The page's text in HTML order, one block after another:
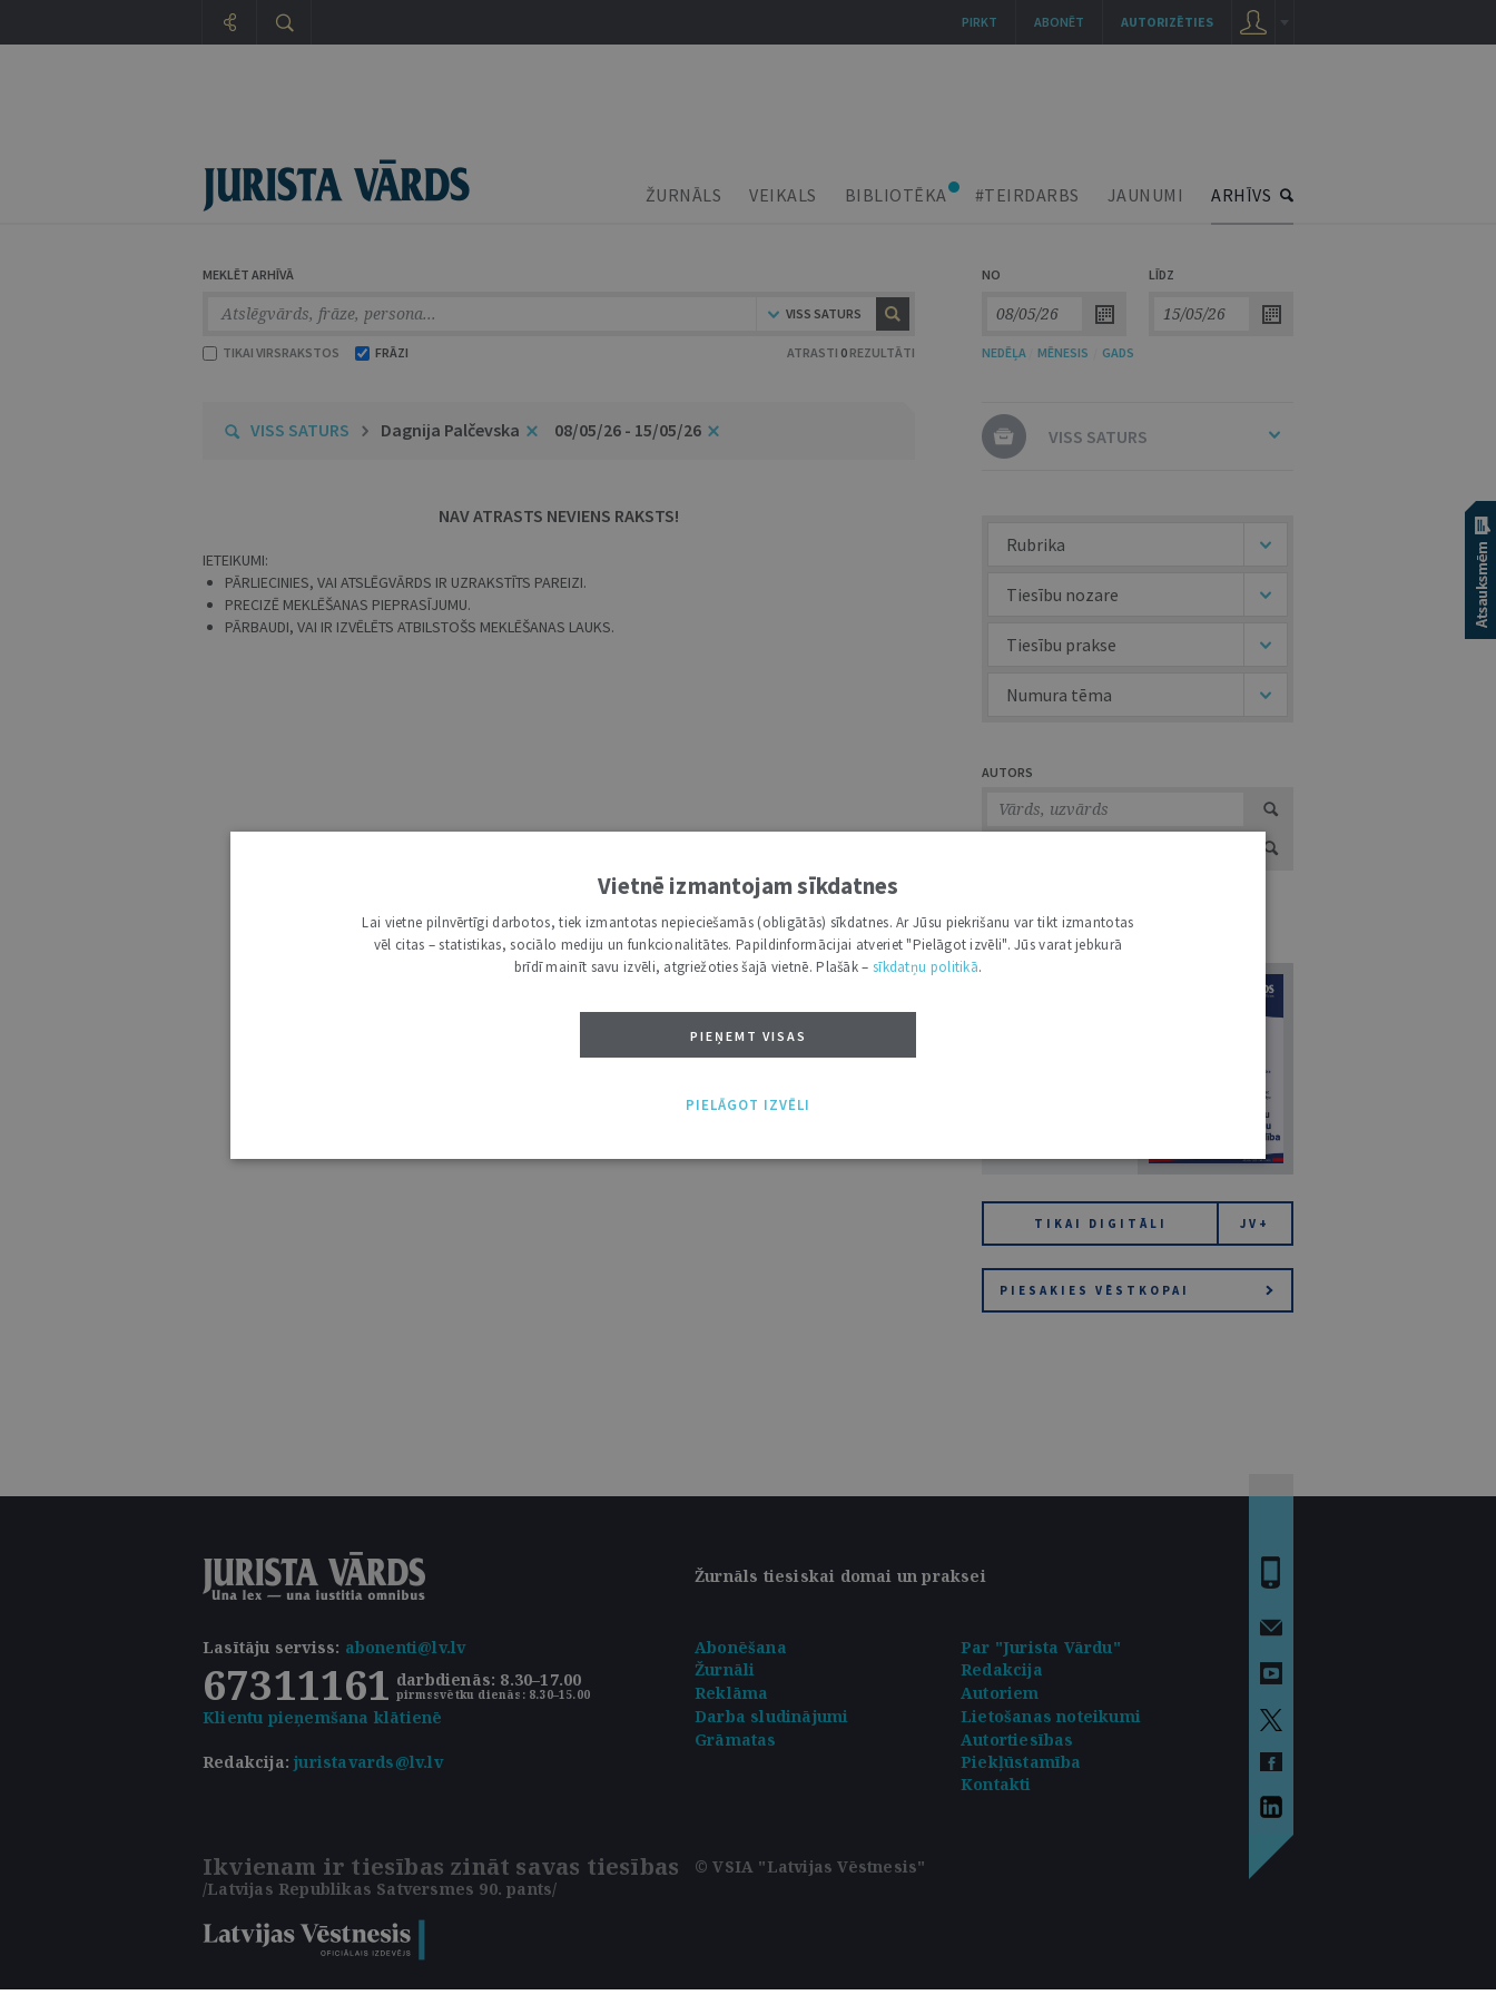
ŽURNĀLS VEIKALS BIBLIOTĒKA #TEIRDARBS JAUNUMI ARHĪVS
MEKLĒT ARHĪVĀ
VISS SATURS
TIKAI VIRSRAKSTOS FRĀZI ATRASTI 0 REZULTĀTI
NO LĪDZ
NEDĒĻA MĒNESIS GADS
VISS SATURS Dagnija Palčevska 08/05/26 - 15/05/26
NAV ATRASTS NEVIENS RAKSTS!
IETEIKUMI:
PĀRLIECINIES, VAI ATSLĒGVĀRDS IR UZRAKSTĪTS PAREIZI.
PRECIZĒ MEKLĒŠANAS PIEPRASĪJUMU.
PĀRBAUDI, VAI IR IZVĒLĒTS ATBILSTOŠS MEKLĒŠANAS LAUKS.
VISS SATURS
Rubrika
Tiesību nozare
Tiesību prakse
Numura tēma
AUTORS
ŽURNĀLU KATALOGS /
TIKAI DIGITĀLI JV+
PIESAKIES VĒSTKOPAI
Žurnāls tiesiskai domai un praksei
Lasītāju serviss: abonenti@lv.lv
67311161 darbdienās: 8.30–17.00
pirmssvētku dienās: 8.30–15.00
Klientu pieņemšana klātienē
Abonēšana
Par "Jurista Vārdu"
Žurnāli
Redakcija
Reklāma
Autoriem
Darba sludinājumi
Lietošanas noteikumi
Redakcija:juristavards@lv.lv
Grāmatas
Autortiesības
Piekļūstamība
Kontakti
Ikvienam ir tiesības zināt savas tiesības
/Latvijas Republikas Satversmes 90. pants/
© VSIA "Latvijas Vēstnesis"
AUTORIZĒTIES
ABONĒT
PIRKT
Vietnē izmantojam sīkdatnes
Lai vietne pilnvērtīgi darbotos, tiek izmantotas nepieciešamās (obligātās) sīkdatnes. Ar Jūsu piekrišanu var tikt izmantotas
vēl citas – statistikas, sociālo mediju un funkcionalitātes. Papildinformācijai atveriet "Pielāgot izvēli". Jūs varat jebkurā
brīdī mainīt savu izvēli, atgriežoties šajā vietnē. Plašāk – sīkdatņu politikā.
PIEŅEMT VISAS
PIELĀGOT IZVĒLI